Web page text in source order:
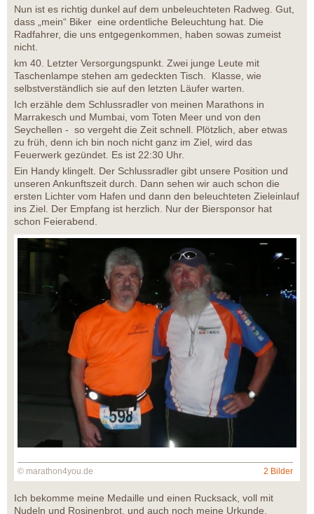
Nun ist es richtig dunkel auf dem unbeleuchteten Radweg. Gut,
dass „mein“ Biker eine ordentliche Beleuchtung hat. Die
Radfahrer, die uns entgegenkommen, haben sowas zumeist
nicht.
km 40. Letzter Versorgungspunkt. Zwei junge Leute mit
Taschenlampe stehen am gedeckten Tisch. Klasse, wie
selbstverständlich sie auf den letzten Läufer warten.
Ich erzähle dem Schlussradler von meinen Marathons in
Marrakesch und Mumbai, vom Toten Meer und von den
Seychellen - so vergeht die Zeit schnell. Plötzlich, aber etwas
zu früh, denn ich bin noch nicht ganz im Ziel, wird das
Feuerwerk gezündet. Es ist 22:30 Uhr.
Ein Handy klingelt. Der Schlussradler gibt unsere Position und
unseren Ankunftszeit durch. Dann sehen wir auch schon die
ersten Lichter vom Hafen und dann den beleuchteten Zieleinlauf
ins Ziel. Der Empfang ist herzlich. Nur der Biersponsor hat
schon Feierabend.
© marathon4you.de 2 Bilder
Ich bekomme meine Medaille und einen Rucksack, voll mit
Nudeln und Rosinenbrot, und auch noch meine Urkunde.